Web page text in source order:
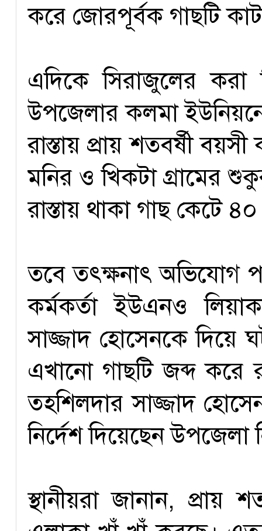
করে জোরপূর্বক গাছটি
এদিকে সিরাজুলের
উপজেলার কলমা
রাস্তায় প্রায় শতবর্ষী
মনির ও খিকটা গ্রামের
রাস্তায় থাকা গাছ কেটে
তবে তৎক্ষনাৎ অভিযোগ
কর্মকর্তা ইউএনও
সাজ্জাদ হোসেনকে দিয়ে
এখানো গাছটি জব্দ করে
তহশিলদার সাজ্জাদ
নির্দেশ দিয়েছেন উপজেলা
স্থানীয়রা জানান, প্রায়